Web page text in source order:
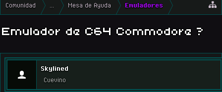
Comunidad Mesa de Ayuda Emuladores
Emulador de C64 Commodore ?
Skylined
Cuevino